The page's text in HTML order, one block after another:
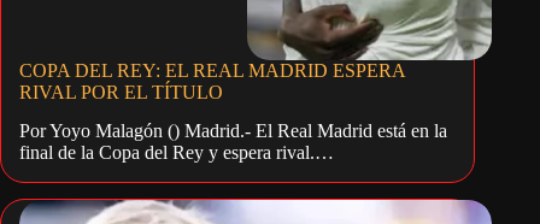
COPA DEL REY: EL REAL MADRID ESPERA
RIVAL POR EL TÍTULO
Por Yoyo Malagón () Madrid.- El Real Madrid está en la
final de la Copa del Rey y espera rival.…